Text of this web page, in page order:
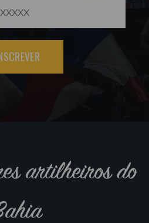
artilheiros do